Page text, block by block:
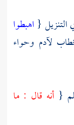
التنزيل { اهبطوا
لآدم وحواء
{أنه قال : ما